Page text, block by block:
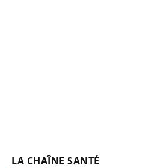
LA CHAÎNE SANTÉ